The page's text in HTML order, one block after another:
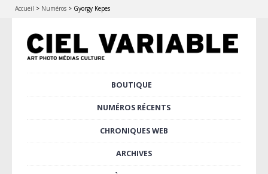
Accueil > Numéros > Gyorgy Kepes
BOUTIQUE
NUMÉROS RÉCENTS
CHRONIQUES WEB
ARCHIVES